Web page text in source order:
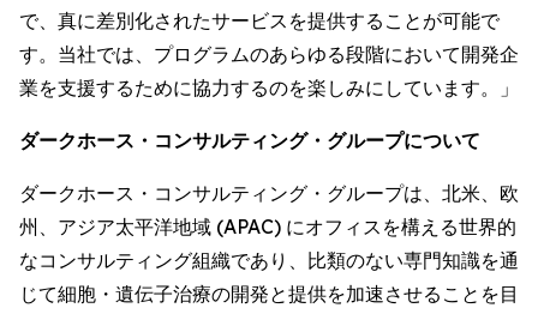
で、真に差別化されたサービスを提供することが可能で
す。当社では、プログラムのあらゆる段階において開発企
業を支援するために協力するのを楽しみにしています。」
ダークホース・コンサルティング・グループについて
ダークホース・コンサルティング・グループは、北米、欧
州、アジア太平洋地域 (APAC) にオフィスを構える世界的
なコンサルティング組織であり、比類のない専門知識を通
じて細胞・遺伝子治療の開発と提供を加速させることを目